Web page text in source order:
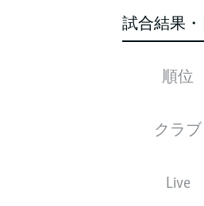
試合結果
順位
クラブ
Live
0
スターティングメンバー